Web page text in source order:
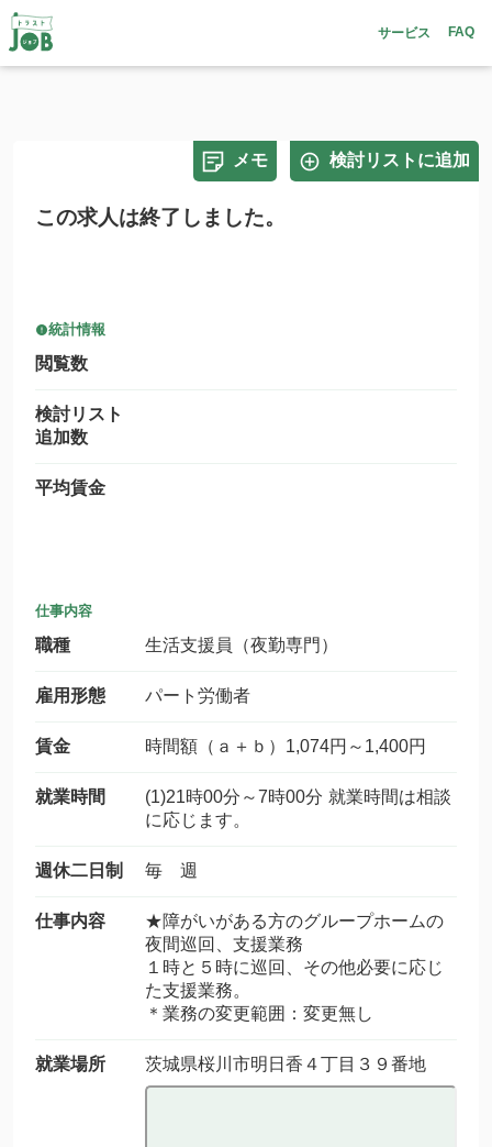
サービス FAQ
メモ 検討リストに追加
この求人は終了しました。
統計情報
閲覧数
検討リスト
追加数
平均賃金
仕事内容
職種 生活支援員（夜勤専門）
雇用形態 パート労働者
賃金 時間額（ａ＋ｂ）1,074円～1,400円
就業時間
(1)21時00分～7時00分 就業時間は相談
に応じます。
週休二日制 毎 週
仕事内容
★障がいがある方のグループホームの
夜間巡回、支援業務
１時と５時に巡回、その他必要に応じ
た支援業務。
＊業務の変更範囲：変更無し
就業場所 茨城県桜川市明日香４丁目３９番地